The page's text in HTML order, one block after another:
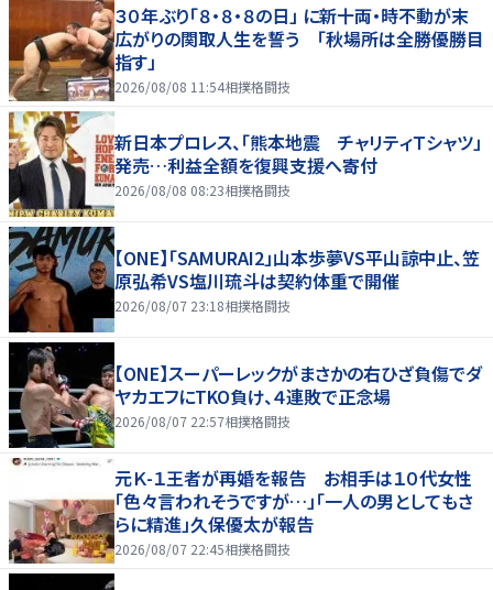
３０年ぶり「８・８・８の日」 に新十両・時不動が末
広がりの関取人生を誓う 「秋場所は全勝優勝目
指す」
2026/08/08 11:54相撲格闘技
新日本プロレス、「熊本地震 チャリティＴシャツ」
発売…利益全額を復興支援へ寄付
2026/08/08 08:23相撲格闘技
【ONE】「SAMURAI2」山本歩夢VS平山諒中止、笠
原弘希VS塩川琉斗は契約体重で開催
2026/08/07 23:18相撲格闘技
【ONE】スーパーレックがまさかの右ひざ負傷でダ
ヤカエフにTKO負け、４連敗で正念場
2026/08/07 22:57相撲格闘技
元Ｋ-１王者が再婚を報告 お相手は１０代女性
「色々言われそうですが…」「一人の男としてもさ
らに精進」久保優太が報告
2026/08/07 22:45相撲格闘技